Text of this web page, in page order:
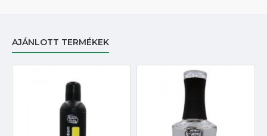
AJÁNLOTT TERMÉKEK